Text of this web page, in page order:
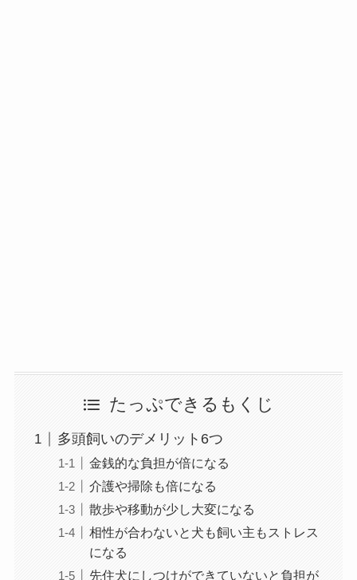
たっぷできるもくじ
多頭飼いのデメリット6つ
金銭的な負担が倍になる
介護や掃除も倍になる
散歩や移動が少し大変になる
相性が合わないと犬も飼い主もストレス
になる
先住犬にしつけができていないと負担が